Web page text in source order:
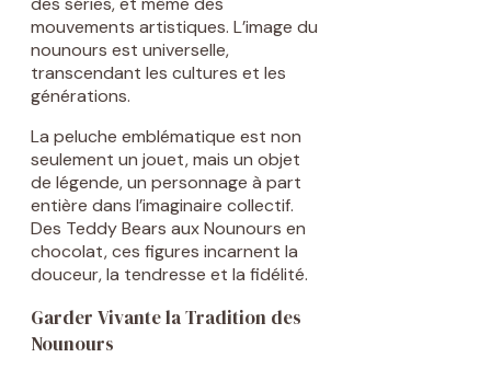
mouvements artistiques. L’image du
nounours est universelle,
transcendant les cultures et les
générations.
La peluche emblématique est non
seulement un jouet, mais un objet
de légende, un personnage à part
entière dans l’imaginaire collectif.
Des Teddy Bears aux Nounours en
chocolat, ces figures incarnent la
douceur, la tendresse et la fidélité.
Garder Vivante la Tradition des
Nounours